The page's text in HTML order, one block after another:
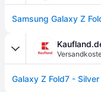
Samsung Galaxy Z